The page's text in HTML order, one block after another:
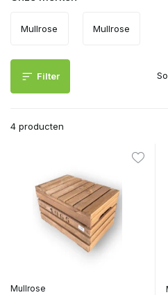
Mullrose Mullrose
Filter
4 producten
Mullrose